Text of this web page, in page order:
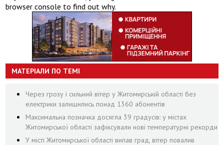
browser console to find out why.
МАТЕРІАЛИ ПО ТЕМІ
Через грозу і сильний вітер у Житомирській області без
електрики залишились понад 1360 абонентів
Максимальна позначка досягла 39 градусів: у містах
Житомирської області зафіксували нові температурні рекорди
У місті Житомирської області випав град, вітер повалив